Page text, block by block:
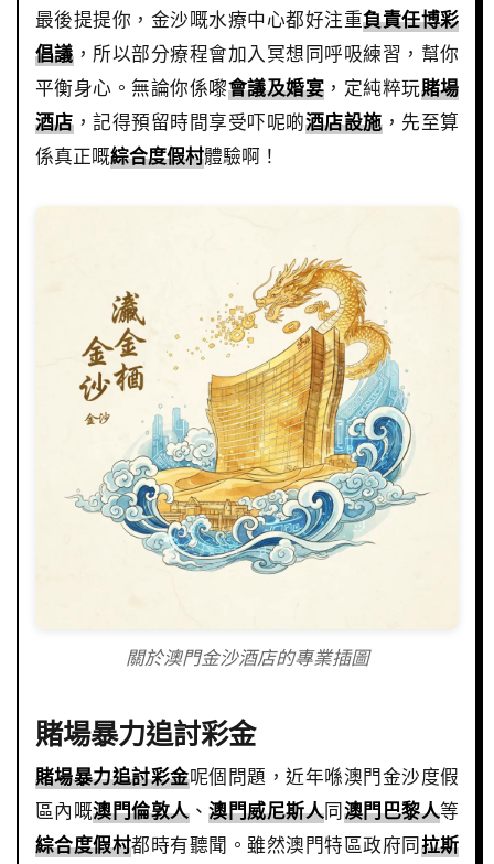
最後提提你，金沙嘅水療中心都好注重負責任博彩
倡議，所以部分療程會加入冥想同呼吸練習，幫你
平衡身心。無論你係嚟會議及婚宴 ，定純粹玩賭場
酒店，記得預留時間享受吓呢啲酒店設施，先至算
係真正嘅綜合度假村體驗啊！
關於澳門金沙酒店的專業插圖
賭場暴力追討彩金
賭場暴力追討彩金呢個問題，近年喺澳門金沙度假
區內嘅澳門倫敦人、澳門威尼斯人同澳門巴黎人等
綜合度假村都時有聽聞。雖然澳門特區政府同拉斯